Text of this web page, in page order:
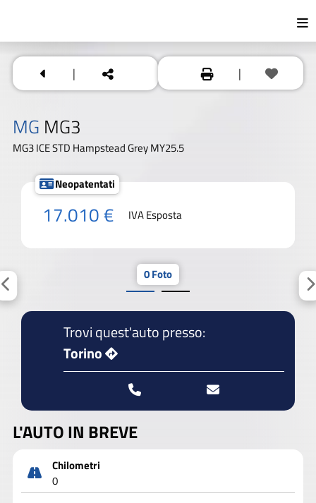
| |
MG MG3
MG3 ICE STD Hampstead Grey MY25.5
Neopatentati
17.010 € IVA Esposta
0 Foto
Trovi quest'auto presso:
Torino
L'AUTO IN BREVE
Chilometri
0